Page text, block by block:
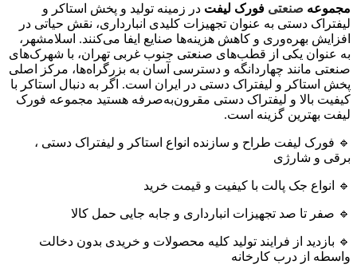
مجموعه صنعتی فورک لیفتدر زمینه تولید و پخش استاکر و
لیفتراک دستی به عنوان تجهیزات کلیدی انبارداری، نقش حیاتی در
افزایش بهره‌وری و کاهش هزینه‌ها صنایع ایفا می‌کنند. اسلامشهر،
به عنوان یکی از قطب‌های صنعتی جنوب غربی تهران، با شهرک‌های
صنعتی مانند چهاردانگه و دسترسی آسان به بزرگراه‌ها، مرکز اصلی
پخش استاکر و لیفتراک دستی در ایران است. اگر به دنبال استاکر با
کیفیت بالا و لیفتراک دستی مقرون‌به‌صرفه هستید مجموعه فورک
لیفت بهترین گزینه است.
🔹 فورک لیفت طراح و سازنده انواع استاکر و لیفتراک دستی ،
برقی و شارژی
🔹 انواع جک پالت با کیفیت و قیمت خرید
🔹 صفر تا صد تجهیزات انبارداری و جابه جایی حمل کالا
🔹 بازدید از فرایند تولید کلیه محصولات و خریدی بدون دخالت
واسطه از درب کارخانه